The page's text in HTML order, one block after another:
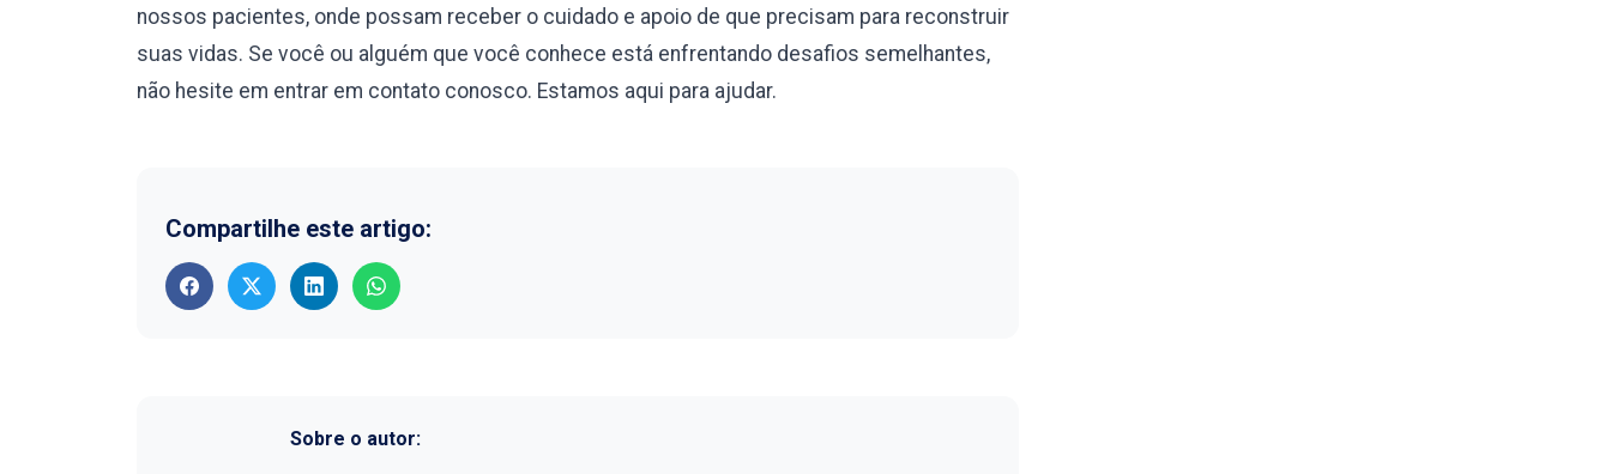
nossos pacientes, onde possam receber o cuidado e apoio de que precisam para reconstruir
suas vidas. Se você ou alguém que você conhece está enfrentando desafios semelhantes,
não hesite em entrar em contato conosco. Estamos aqui para ajudar.
Compartilhe este artigo:
Sobre o autor: